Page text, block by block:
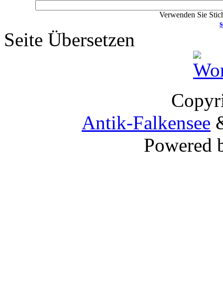
Verwenden Sie
Seite Übersetzen
Antik-Falkensee
Powered